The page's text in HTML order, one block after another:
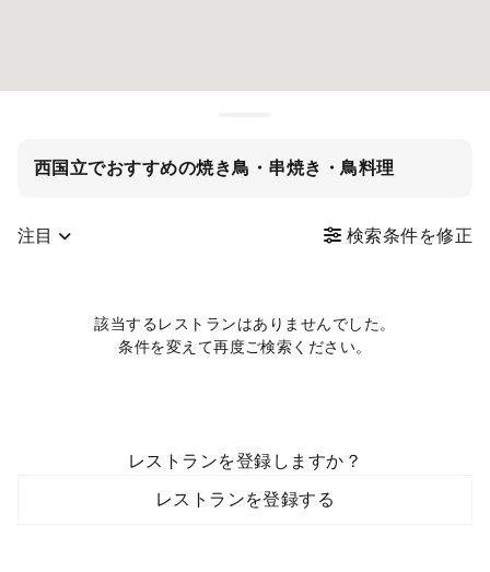
西国立でおすすめの焼き鳥・串焼き・鳥料理
注目 検索条件を修正
該当するレストランはありませんでした。
条件を変えて再度ご検索ください。
レストランを登録しますか？
レストランを登録する